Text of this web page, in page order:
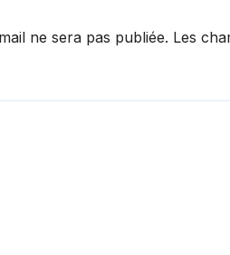
ne sera pas publiée. Les